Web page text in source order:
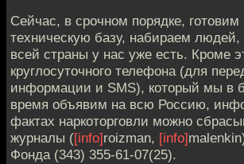
Сейчас, в срочном порядке,
техническую базу, набираем
всей страны у нас уже есть. Кроме
круглосуточного телефона (для
информации и SMS), который мы в
время объявим на всю Россию,
фактах наркоторговли можно
журналы ([info]roizman, [info]
Фонда (343) 355-61-07(25).